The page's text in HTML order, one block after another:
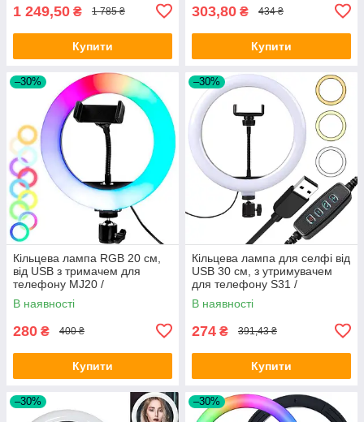
1 249,50 ₴ 1 785 ₴
Купити
303,80 ₴ 434 ₴
Купити
–30%
Кільцева лампа RGB 20 см,
від USB з тримачем для
телефону MJ20 /
Світлодіодна лампа для
блогерів
В наявності
280 ₴ 400 ₴
Купити
–30%
Кільцева лампа для селфі від
USB 30 cм, з утримувачем
для телефону S31 /
Світлодіодне кільце для
блогерів
В наявності
274 ₴ 391,43 ₴
Купити
–30% –30%